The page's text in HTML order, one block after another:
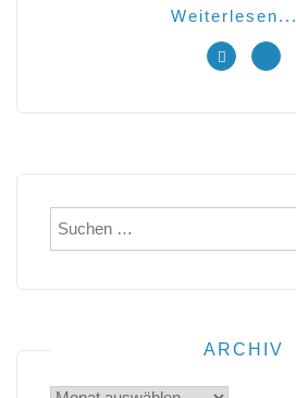
Weiterlesen...
Suchen
nach:
ARCHIV